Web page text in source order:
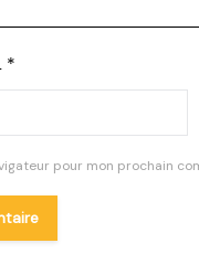
*
pour mon prochain